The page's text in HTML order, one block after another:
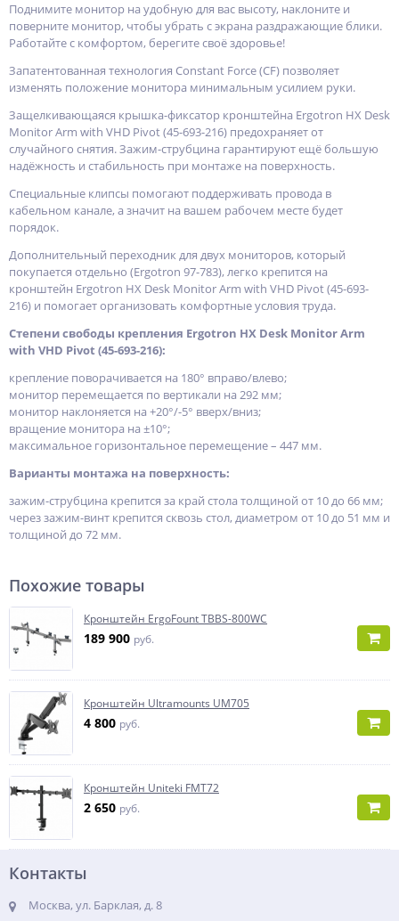
Поднимите монитор на удобную для вас высоту, наклоните и
поверните монитор, чтобы убрать с экрана раздражающие блики.
Работайте с комфортом, берегите своё здоровье!
Запатентованная технология Constant Force (CF) позволяет
изменять положение монитора минимальным усилием руки.
Защелкивающаяся крышка-фиксатор кронштейна Ergotron HX Desk
Monitor Arm with VHD Pivot (45-693-216) предохраняет от
случайного снятия. Зажим-струбцина гарантируют ещё большую
надёжность и стабильность при монтаже на поверхность.
Специальные клипсы помогают поддерживать провода в
кабельном канале, а значит на вашем рабочем месте будет
порядок.
Дополнительный переходник для двух мониторов, который
покупается отдельно (Ergotron 97-783), легко крепится на
кронштейн Ergotron HX Desk Monitor Arm with VHD Pivot (45-693-
216) и помогает организовать комфортные условия труда.
Степени свободы крепления Ergotron HX Desk Monitor Arm
with VHD Pivot (45-693-216):
крепление поворачивается на 180° вправо/влево;
монитор перемещается по вертикали на 292 мм;
монитор наклоняется на +20°/-5° вверх/вниз;
вращение монитора на ±10°;
максимальное горизонтальное перемещение – 447 мм.
Варианты монтажа на поверхность:
зажим-струбцина крепится за край стола толщиной от 10 до 66 мм;
через зажим-винт крепится сквозь стол, диаметром от 10 до 51 мм и
толщиной до 72 мм.
Похожие товары
Кронштейн ErgoFount TBBS-800WC
189 900 руб.
Кронштейн Ultramounts UM705
4 800 руб.
Кронштейн Uniteki FMT72
2 650 руб.
Контакты
Москва, ул. Барклая, д. 8